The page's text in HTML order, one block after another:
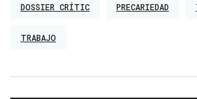
DOSSIER CRÍTIC PRECARIEDAD
TRABAJO